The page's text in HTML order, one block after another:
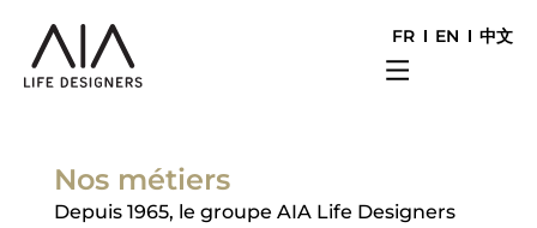
FR EN 中文
Nos métiers
Depuis 1965, le groupe AIA Life Designers